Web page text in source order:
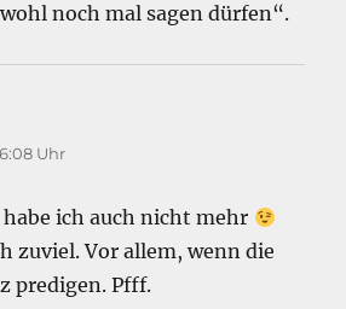
noch mal sagen dürfen“.
Uhr
habe ich auch nicht mehr
zuviel. Vor allem, wenn die
predigen. Pfff.